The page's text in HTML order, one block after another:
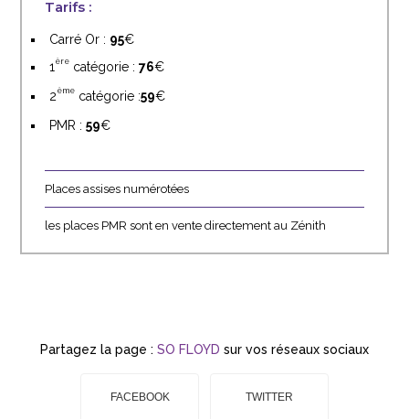
Tarifs :
Carré Or : 95
1 ère catégorie :76
2 ème catégorie :59
PMR :59
Places assises numérotées
les places PMR sont en vente directement au Zénith
Partagez la page : SO FLOYD sur vos réseaux sociaux
FACEBOOK TWITTER